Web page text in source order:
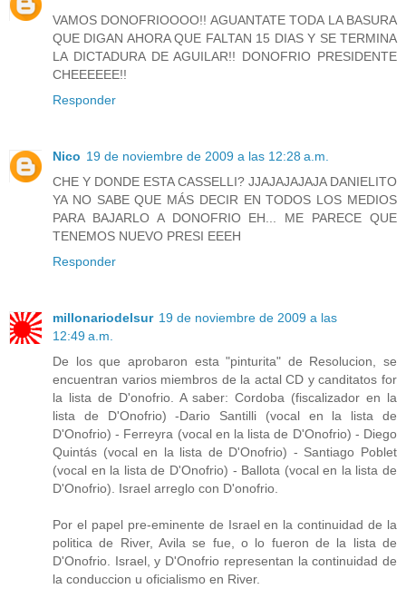
VAMOS DONOFRIOOOO!! AGUANTATE TODA LA BASURA
QUE DIGAN AHORA QUE FALTAN 15 DIAS Y SE TERMINA
LA DICTADURA DE AGUILAR!! DONOFRIO PRESIDENTE
CHEEEEEE!!
Responder
Nico 19 de noviembre de 2009 a las 12:28 a.m.
CHE Y DONDE ESTA CASSELLI? JJAJAJAJAJA DANIELITO
YA NO SABE QUE MÁS DECIR EN TODOS LOS MEDIOS
PARA BAJARLO A DONOFRIO EH... ME PARECE QUE
TENEMOS NUEVO PRESI EEEH
Responder
millonariodelsur 19 de noviembre de 2009 a las
12:49 a.m.
De los que aprobaron esta "pinturita" de Resolucion, se
encuentran varios miembros de la actal CD y canditatos for
la lista de D'onofrio. A saber: Cordoba (fiscalizador en la
lista de D'Onofrio) -Dario Santilli (vocal en la lista de
D'Onofrio) - Ferreyra (vocal en la lista de D'Onofrio) - Diego
Quintás (vocal en la lista de D'Onofrio) - Santiago Poblet
(vocal en la lista de D'Onofrio) - Ballota (vocal en la lista de
D'Onofrio). Israel arreglo con D'onofrio.
Por el papel pre-eminente de Israel en la continuidad de la
politica de River, Avila se fue, o lo fueron de la lista de
D'Onofrio. Israel, y D'Onofrio representan la continuidad de
la conduccion u oficialismo en River.